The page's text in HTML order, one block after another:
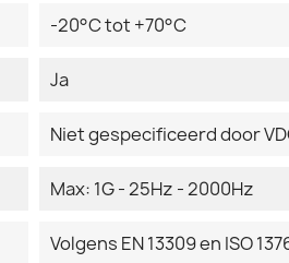
-20°C tot +70°C
Ja
Niet gespecificeerd door
Max: 1G - 25Hz - 2000Hz
Volgens EN 13309 en ISO